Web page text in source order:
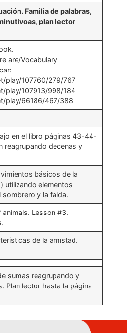
Familia de palabras,
plan lector
are/Vocabulary
play/107760/279/767
play/107913/998/184
play/66186/467/388
en el libro páginas 43-44-
reagrupando decenas y
básicos de la
utilizando elementos
y la falda.
animals. Lesson #3.
de la amistad.
sumas reagrupando y
Plan lector hasta la página